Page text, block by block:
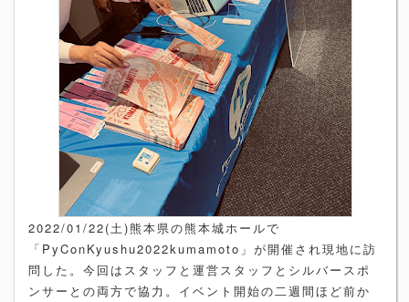
2022/01/22(土)熊本県の熊本城ホールで
「PyConKyushu2022kumamoto」が開催され現地に訪
問した。今回はスタッフと運営スタッフとシルバースポ
ンサーとの両方で協力。イベント開始の二週間ほど前か